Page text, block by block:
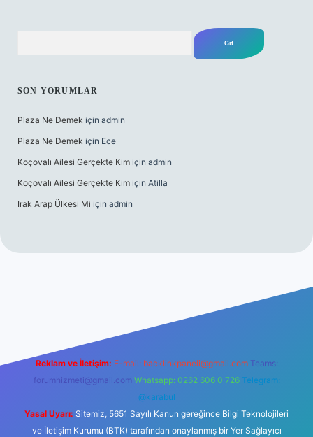
SON YORUMLAR
Plaza Ne Demek için admin
Plaza Ne Demek için Ece
Koçovalı Ailesi Gerçekte Kim için admin
Koçovalı Ailesi Gerçekte Kim için Atilla
Irak Arap Ülkesi Mi için admin
Reklam ve İletişim: E-mail: backlinkpaneli@gmail.com Teams:
forumhizmeti@gmail.com Whatsapp: 0262 606 0 726 Telegram:
@karabul
Yasal Uyarı: Sitemiz, 5651 Sayılı Kanun gereğince Bilgi Teknolojileri
ve İletişim Kurumu (BTK) tarafından onaylanmış bir Yer Sağlayıcı